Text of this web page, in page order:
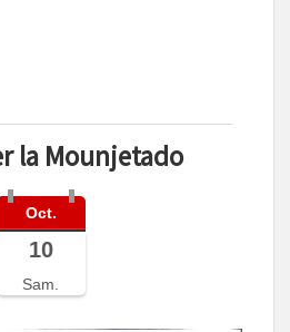
la Mounjetado
Oct.
10
Sam.